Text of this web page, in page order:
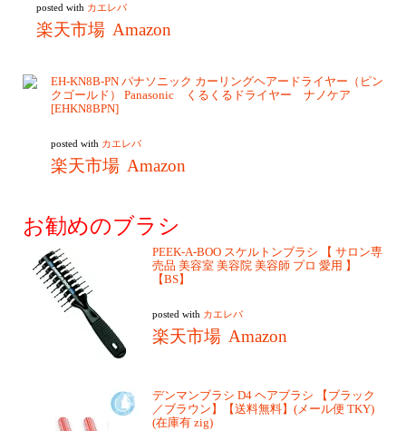
posted with カエレバ
楽天市場 Amazon
EH-KN8B-PN パナソニック カーリングヘアードライヤー（ピン
クゴールド） Panasonic くるくるドライヤー ナノケア
[EHKN8BPN]
posted with カエレバ
楽天市場 Amazon
お勧めのブラシ
PEEK-A-BOO スケルトンブラシ 【 サロン専
売品 美容室 美容院 美容師 プロ 愛用 】
【BS】
posted with カエレバ
楽天市場 Amazon
デンマンブラシ D4 ヘアブラシ 【ブラック
／ブラウン】【送料無料】(メール便 TKY)
(在庫有 zig)